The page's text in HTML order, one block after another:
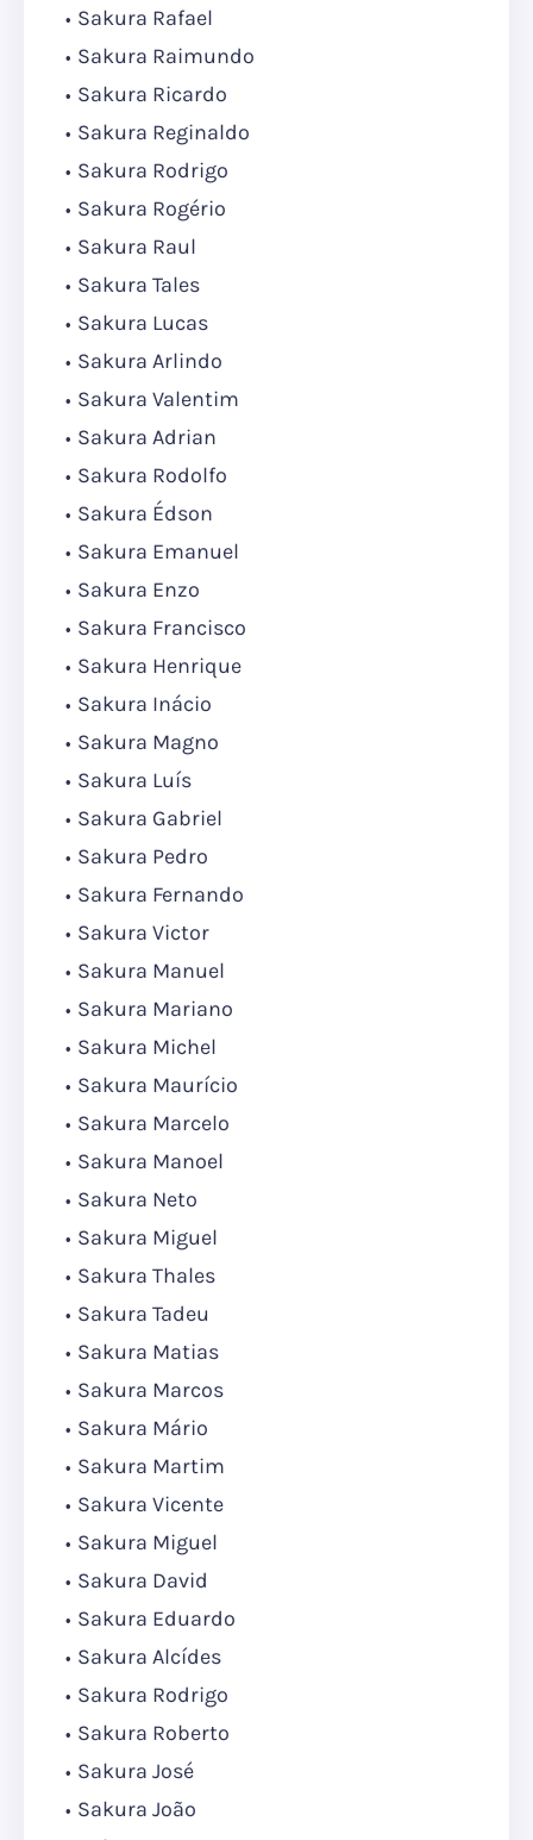
Sakura Rafael
Sakura Raimundo
Sakura Ricardo
Sakura Reginaldo
Sakura Rodrigo
Sakura Rogério
Sakura Raul
Sakura Tales
Sakura Lucas
Sakura Arlindo
Sakura Valentim
Sakura Adrian
Sakura Rodolfo
Sakura Édson
Sakura Emanuel
Sakura Enzo
Sakura Francisco
Sakura Henrique
Sakura Inácio
Sakura Magno
Sakura Luís
Sakura Gabriel
Sakura Pedro
Sakura Fernando
Sakura Victor
Sakura Manuel
Sakura Mariano
Sakura Michel
Sakura Maurício
Sakura Marcelo
Sakura Manoel
Sakura Neto
Sakura Miguel
Sakura Thales
Sakura Tadeu
Sakura Matias
Sakura Marcos
Sakura Mário
Sakura Martim
Sakura Vicente
Sakura Miguel
Sakura David
Sakura Eduardo
Sakura Alcídes
Sakura Rodrigo
Sakura Roberto
Sakura José
Sakura João